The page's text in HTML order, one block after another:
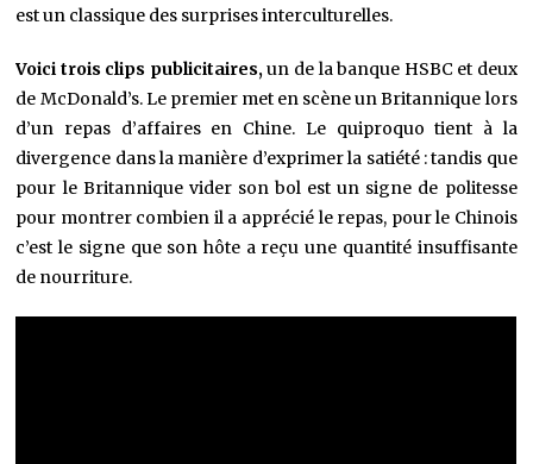
est un classique des surprises interculturelles.
Voici trois clips publicitaires,un de la banque HSBC et deux
de McDonald’s. Le premier met en scène un Britannique lors
d’un repas d’affaires en Chine. Le quiproquo tient à la
divergence dans la manière d’exprimer la satiété : tandis que
pour le Britannique vider son bol est un signe de politesse
pour montrer combien il a apprécié le repas, pour le Chinois
c’est le signe que son hôte a reçu une quantité insuffisante
de nourriture.